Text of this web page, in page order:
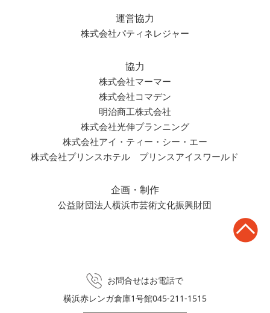
運営協力
株式会社パティネレジャー
協力
株式会社マーマー
株式会社コマデン
明治商工株式会社
株式会社光伸プランニング
株式会社アイ・ティー・シー・エー
株式会社プリンスホテル プリンスアイスワールド
企画・制作
公益財団法人横浜市芸術文化振興財団
お問合せはお電話で
横浜赤レンガ倉庫1号館045-211-1515